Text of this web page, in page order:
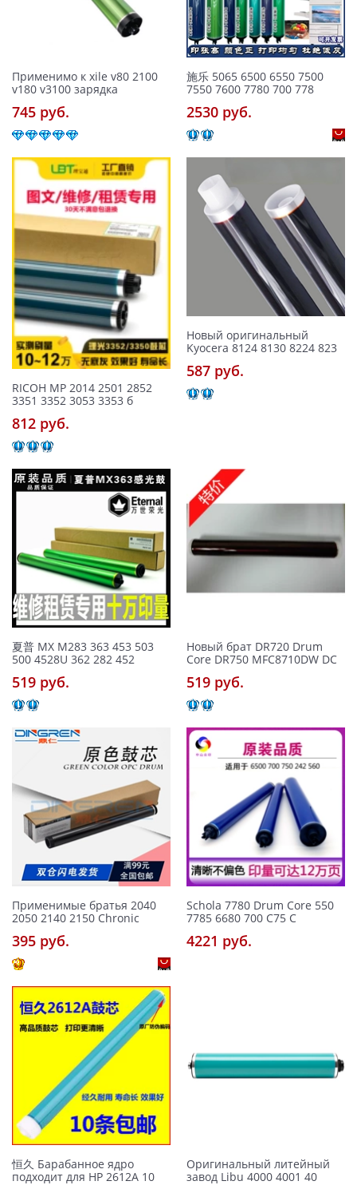
Применимо к xile v80 2100
v180 v3100 зарядка
745 pуб.
施乐 5065 6500 6550 7500
7550 7600 7780 700 778
2530 pуб.
RICOH MP 2014 2501 2852
3351 3352 3053 3353 б
812 pуб.
Новый оригинальный
Kyocera 8124 8130 8224 823
587 pуб.
夏普 MX M283 363 453 503
500 4528U 362 282 452
519 pуб.
Новый брат DR720 Drum
Core DR750 MFC8710DW DC
519 pуб.
Применимые братья 2040
2050 2140 2150 Chronic
395 pуб.
Schola 7780 Drum Core 550
7785 6680 700 C75 C
4221 pуб.
恒久 Барабанное ядро ​​
подходит для HP 2612A 10
Оригинальный литейный
завод Libu 4000 4001 40